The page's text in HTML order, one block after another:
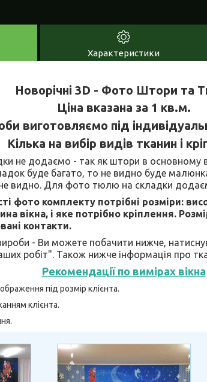
Характеристики
Новорічні 3D - Фото Штори та
Ціна вказана за 1 кв.м.
виготовляємо під
Кілька на вибір видів тканин і
не додаємо - так як штори в основному в
буде багато, то не видно буде
видно. Для фото тюлю на складки
фото комплекту потрібні розміри:
вікна, і яке потрібно кріплення.
контакти.
- Ви можете побачити нижче,
робіт". Також нижче інформація про
Рекомендації по вимірах вікна
під розмір клієнта.
клієнта.